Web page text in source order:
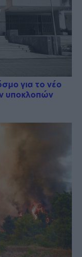
για το νέο
υποκλοπών